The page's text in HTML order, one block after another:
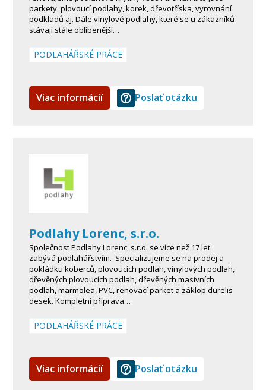
parkety, plovoucí podlahy, korek, dřevotříska, vyrovnání
podkladů aj. Dále vinylové podlahy, které se u zákazníků
stávají stále oblíbenější…
PODLAHÁŘSKÉ PRÁCE
Viac informácií Poslať otázku
Podlahy Lorenc, s.r.o.
Společnost Podlahy Lorenc, s.r.o. se více než 17 let
zabývá podlahářstvím. Specializujeme se na prodej a
pokládku koberců, plovoucích podlah, vinylových podlah,
dřevěných plovoucích podlah, dřevěných masivních
podlah, marmolea, PVC, renovací parket a záklop durelis
desek. Kompletní příprava…
PODLAHÁŘSKÉ PRÁCE
Viac informácií Poslať otázku